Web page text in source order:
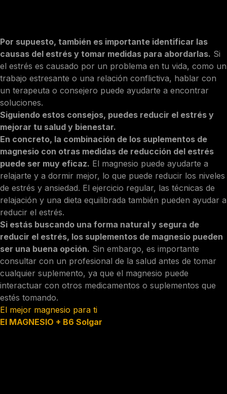
Por supuesto, también es importante identificar las
causas del estrés y tomar medidas para abordarlas. Si
el estrés es causado por un problema en tu vida, como un
trabajo estresante o una relación conflictiva, hablar con
un terapeuta o consejero puede ayudarte a encontrar
soluciones.
Siguiendo estos consejos, puedes reducir el estrés y
mejorar tu salud y bienestar.
En concreto, la combinación de los suplementos de
magnesio con otras medidas de reducción del estrés
puede ser muy eficaz. El magnesio puede ayudarte a
relajarte y a dormir mejor, lo que puede reducir los niveles
de estrés y ansiedad. El ejercicio regular, las técnicas de
relajación y una dieta equilibrada también pueden ayudar a
reducir el estrés.
Si estás buscando una forma natural y segura de
reducir el estrés, los suplementos de magnesio pueden
ser una buena opción. Sin embargo, es importante
consultar con un profesional de la salud antes de tomar
cualquier suplemento, ya que el magnesio puede
interactuar con otros medicamentos o suplementos que
estés tomando.
El mejor magnesio para ti
El MAGNESIO + B6 Solgar